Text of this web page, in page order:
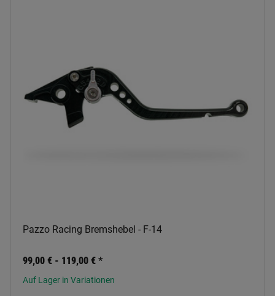
Pazzo Racing Bremshebel - F-14
99,00 € - 119,00 € *
Auf Lager in Variationen